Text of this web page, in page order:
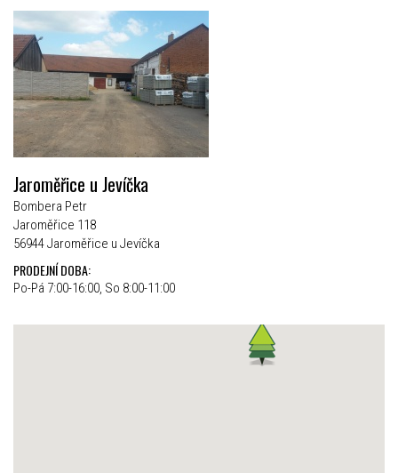
Jaroměřice u Jevíčka
Bombera Petr
Jaroměřice 118
56944 Jaroměřice u Jevíčka
PRODEJNÍ DOBA:
Po-Pá 7:00-16:00, So 8:00-11:00